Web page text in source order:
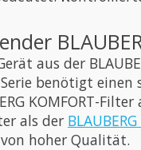
aus der
Serie benötigt
KOMFORT-
als der
hoher Qualität.